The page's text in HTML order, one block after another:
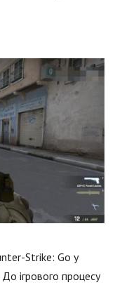
Strike: Go у
ігрового процесу